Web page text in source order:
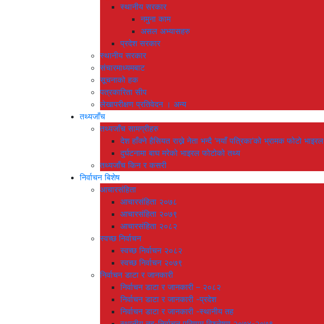
स्थानीय सरकार
नमुना काम
असल अभ्यासहरु
प्रदेश सरकार
स्थानीय सरकार
संचारमाध्यमबाट
सूचनाको हक
पत्रकारिता सीप
लेखापरीक्षण प्रतिवेदन । अन्य
तथ्यजाँच
तथ्यजाँच सामग्रीहरु
देश हाँक्ने हैसियत राख्ने नेता भन्दै ‘नयाँ पत्रिका’को भ्रामक फोटो भाइरल
दुर्घटनामा बाघ मरेको भाइरल फोटोको तथ्य
तथ्यजाँच किन र कसरी
निर्वाचन बिशेष
आचारसंहिता
आचारसंहिता २०७८
आचारसंहिता २०७९
आचारसंहिता २०८२
स्वच्छ निर्वाचन
स्वच्छ निर्वाचन २०८२
स्वच्छ निर्वाचन २०७९
निर्वाचन डाटा र जानकारी
निर्वाचन डाटा र जानकारी – २०८२
निर्वाचन डाटा र जानकारी -प्रदेश
निर्वाचन डाटा र जानकारी -स्थानीय तह